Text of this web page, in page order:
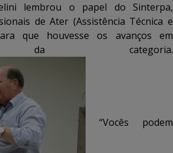
lembrou o papel do Sinterpa,
de Ater (Assistência Técnica e
que houvesse os avanços em
da categoria.
“Vocês podem